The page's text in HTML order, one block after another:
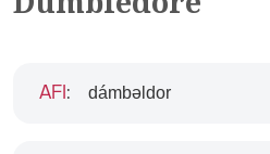
AFI : dámbəldor